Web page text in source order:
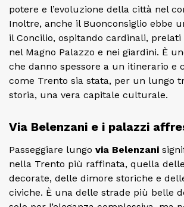
potere e l’evoluzione della città nel
Inoltre, anche il Buonconsiglio ebbe
il Concilio, ospitando cardinali,
nel Magno Palazzo e nei giardini. È
che danno spessore a un itinerario e
come Trento sia stata, per un lungo
storia, una vera capitale culturale.
Via Belenzani e i palazzi
Passeggiare lungo via Belenzani
nella Trento più raffinata, quella
decorate, delle dimore storiche e
civiche. È una delle strade più belle